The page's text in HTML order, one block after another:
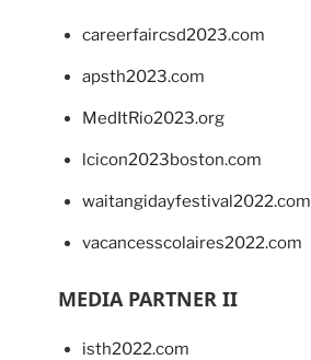
careerfaircsd2023.com
apsth2023.com
MedItRio2023.org
lcicon2023boston.com
waitangidayfestival2022.com
vacancesscolaires2022.com
MEDIA PARTNER II
isth2022.com